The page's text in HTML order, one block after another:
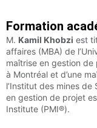
Formation
M. Kamil Khobzi est
affaires (MBA) de
maîtrise en gestion de
à Montréal et d’une
l’Institut des mines
en gestion de projet
Institute (PMI®).